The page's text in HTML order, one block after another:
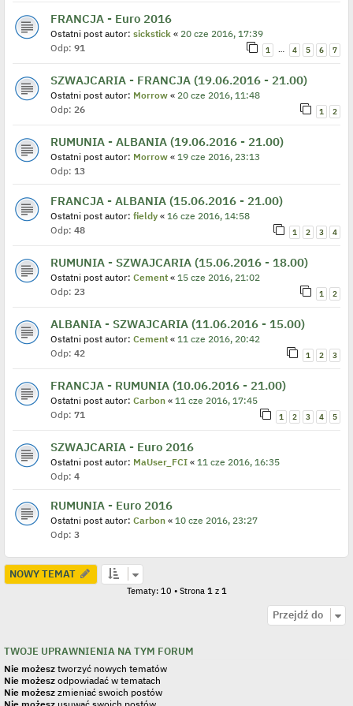
FRANCJA - Euro 2016
Ostatni post autor: sickstick « 20 cze 2016, 17:39
Odp: 91 1 … 4 5 6 7
SZWAJCARIA - FRANCJA (19.06.2016 - 21.00)
Ostatni post autor: Morrow « 20 cze 2016, 11:48
Odp: 26 1 2
RUMUNIA - ALBANIA (19.06.2016 - 21.00)
Ostatni post autor: Morrow « 19 cze 2016, 23:13
Odp: 13
FRANCJA - ALBANIA (15.06.2016 - 21.00)
Ostatni post autor: fieldy « 16 cze 2016, 14:58
Odp: 48 1 2 3 4
RUMUNIA - SZWAJCARIA (15.06.2016 - 18.00)
Ostatni post autor: Cement « 15 cze 2016, 21:02
Odp: 23 1 2
ALBANIA - SZWAJCARIA (11.06.2016 - 15.00)
Ostatni post autor: Cement « 11 cze 2016, 20:42
Odp: 42 1 2 3
FRANCJA - RUMUNIA (10.06.2016 - 21.00)
Ostatni post autor: Carbon « 11 cze 2016, 17:45
Odp: 71 1 2 3 4 5
SZWAJCARIA - Euro 2016
Ostatni post autor: MaUser_FCI « 11 cze 2016, 16:35
Odp: 4
RUMUNIA - Euro 2016
Ostatni post autor: Carbon « 10 cze 2016, 23:27
Odp: 3
NOWY TEMAT
Tematy: 10 • Strona 1z 1
Przejdź do
TWOJE UPRAWNIENIA NA TYM FORUM
Nie możesz tworzyć nowych tematów
Nie możesz odpowiadać w tematach
Nie możesz zmieniać swoich postów